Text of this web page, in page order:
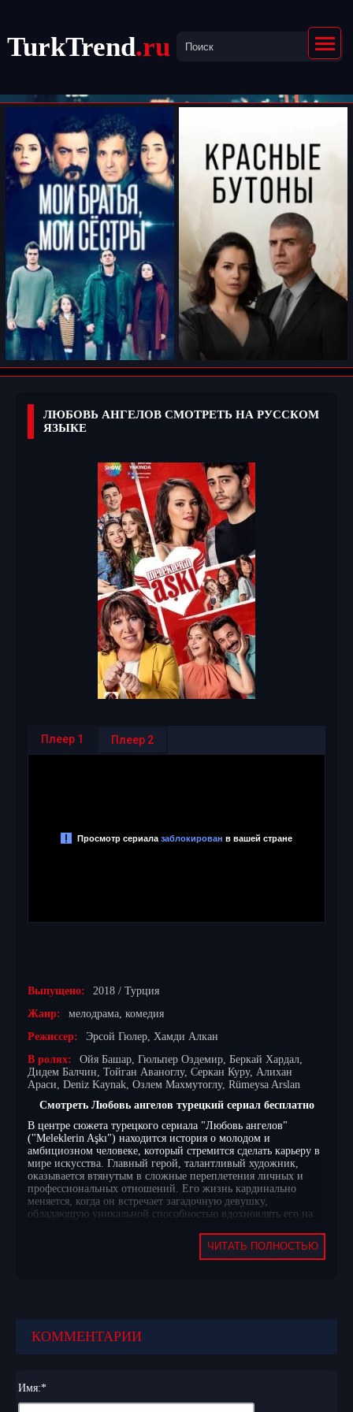
TurkTrend.ru
ЛЮБОВЬ АНГЕЛОВ СМОТРЕТЬ НА РУССКОМ
ЯЗЫКЕ
Плеер 1 Плеер 2
Выпущено:
2018 / Турция
Жанр:
мелодрама, комедия
Режиссер:
Эрсой Гюлер, Хамди Алкан
В ролях:
Ойя Башар, Гюльпер Оздемир, Беркай Хардал,
Дидем Балчин, Тойган Аваноглу, Серкан Куру, Алихан
Араси, Deniz Kaynak, Озлем Махмутоглу, Rümeysa Arslan
Смотреть Любовь ангелов турецкий сериал бесплатно
В центре сюжета турецкого сериала "Любовь ангелов"
("Meleklerin Aşkı") находится история о молодом и
амбициозном человеке, который стремится сделать карьеру в
мире искусства. Главный герой, талантливый художник,
оказывается втянутым в сложные переплетения личных и
профессиональных отношений. Его жизнь кардинально
меняется, когда он встречает загадочную девушку,
обладающую уникальной способностью вдохновлять его на
скрываются тайны, которые могут разрушить не только их
отношения, но и карьеру главного героя.
жизнь начинают врываться события, которые заставляют его
могут повлиять на его будущее. С каждой новой серией
зрители погружаются в мир страсти, интриг и неожиданных
ЧИТАТЬ ПОЛНОСТЬЮ
КОММЕНТАРИИ
Имя:*